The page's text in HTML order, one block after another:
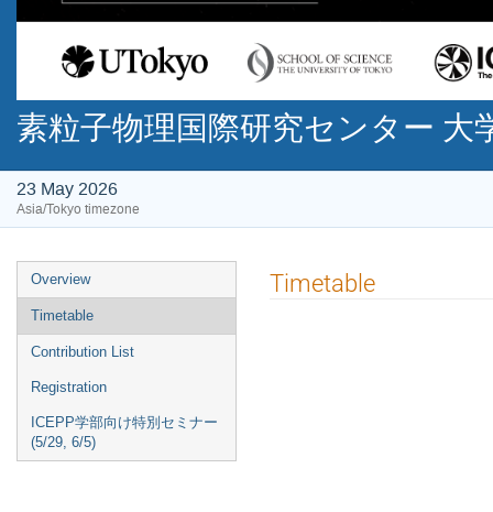
素粒子物理国際研究センター 大
23 May 2026
Asia/Tokyo timezone
Event
menu
Overview
Timetable
Contribution List
Registration
ICEPP学部向け特別セミナー
(5/29, 6/5)
Timetable